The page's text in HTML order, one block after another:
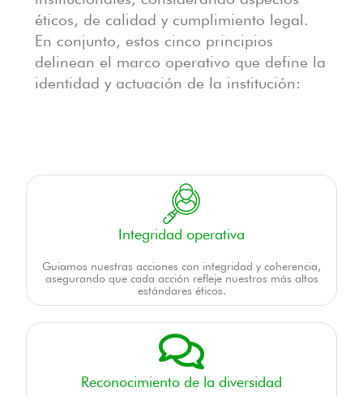
éticos, de calidad y cumplimiento legal.
En conjunto, estos cinco principios
delinean el marco operativo que define la
identidad y actuación de la institución:
Integridad operativa
Guiamos nuestras acciones con integridad y coherencia,
asegurando que cada acción refleje nuestros más altos
estándares éticos.
Reconocimiento de la diversidad